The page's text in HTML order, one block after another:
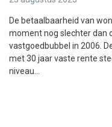
De betaalbaarheid van
moment nog slechter dan
vastgoedbubbel in 2006.
met 30 jaar vaste rente
niveau...